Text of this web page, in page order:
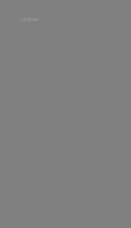
update